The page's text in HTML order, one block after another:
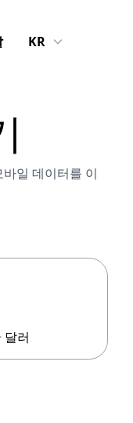
KR
일 데이터를 이
달러